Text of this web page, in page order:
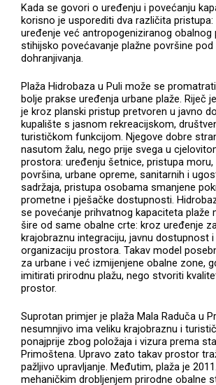
Kada se govori o uređenju i povećanju
korisno je usporediti dva različita pristupa:
uređenje već antropogeniziranog obalnog
stihijsko povećavanje plažne površine pod
dohranjivanja.
Plaža Hidrobaza u Puli može se
bolje prakse uređenja urbane plaže. Riječ
je kroz planski pristup pretvoren u javno
kupalište s jasnom rekreacijskom,
turističkom funkcijom. Njegove dobre
nasutom žalu, nego prije svega u
prostora: uređenju šetnice, pristupa moru,
površina, urbane opreme, sanitarnih i
sadržaja, pristupa osobama smanjene
prometne i pješačke dostupnosti.
se povećanje prihvatnog kapaciteta plaže
šire od same obalne crte: kroz uređenje
krajobraznu integraciju, javnu dostupnost
organizaciju prostora. Takav model
za urbane i već izmijenjene obalne zone,
imitirati prirodnu plažu, nego stvoriti
prostor.
Suprotan primjer je plaža Mala Raduča u
nesumnjivo ima veliku krajobraznu i
ponajprije zbog položaja i vizura prema
Primoštena. Upravo zato takav prostor
pažljivo upravljanje. Međutim, plaža je
mehaničkim drobljenjem prirodne obalne